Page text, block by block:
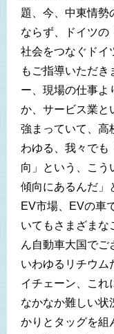
題、今、中東情勢
ならず、ドイツの
社会をつなぐドイ
もご指導いただき
ー、現場の仕事よ
か、サービス業と
強まっていて、高
わゆる、我々でも
向」という、こう
傾向にあるんだ」
EV市場、EVの車
いてもさまざまな
ん自動車大国でご
いわゆるリチウム
イチェーン、これ
なかなか難しい状
かりとタッグを組